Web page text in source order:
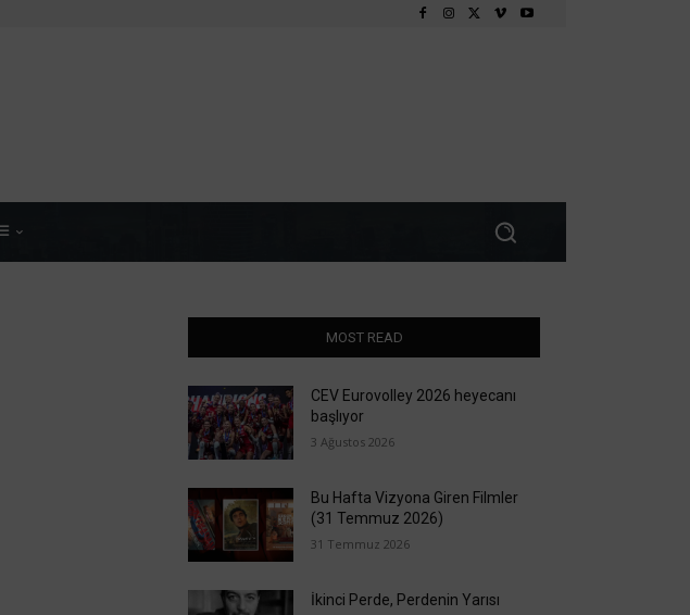
MOST READ
CEV Eurovolley 2026 heyecanı
başlıyor
3 Ağustos 2026
Bu Hafta Vizyona Giren Filmler
(31 Temmuz 2026)
31 Temmuz 2026
İkinci Perde, Perdenin Yarısı